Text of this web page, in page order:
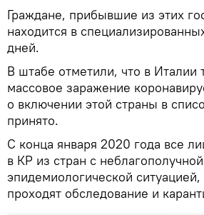
Граждане, прибывшие из этих
находится в
дней.
В штабе отметили, что в Италии
массовое заражение
о включении этой страны в
принято.
С конца января 2020 года все
в КР из стран с неблагополучной
эпидемиологической ситуацией,
проходят обследование и